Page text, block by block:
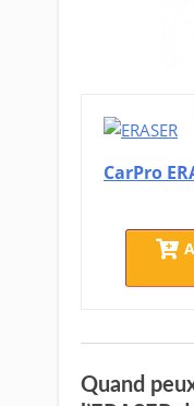
CarPro
Quand